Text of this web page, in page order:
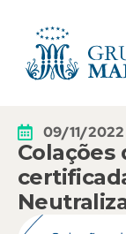
09/11/2022
Colações